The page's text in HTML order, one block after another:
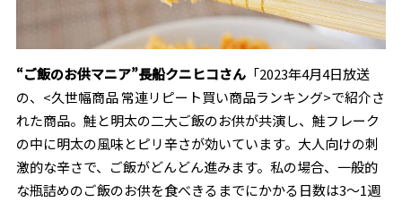
“ご飯のお供マニア”長船クニヒコさん「2023年4月4日放送
の、 <久世幅商品 常連リピート買い商品ランキング>で紹介さ
れた商品。鮭と明太の二大ご飯のお供が共演し、鮭フレーク
の中に明太の風味とピリ辛さが効いています。大人向けの刺
激的な辛さで、ご飯がどんどん進みます。私の場合、一般的
な瓶詰めのご飯のお供を食べきるまでにかかる日数は3〜1週